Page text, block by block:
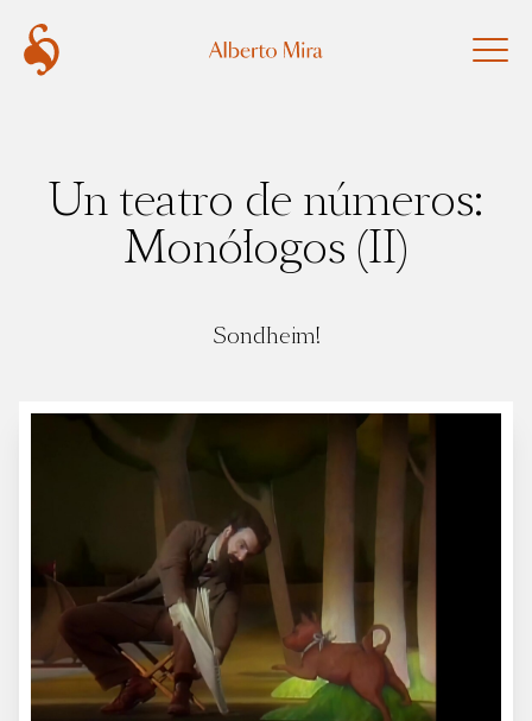
Un teatro de números:
Monólogos (II)
Sondheim!